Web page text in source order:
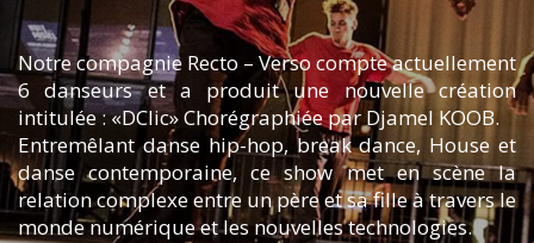
Notre compagnie Recto – Verso compte actuellement
6 danseurs et a produit une nouvelle création
intitulée : «DClic» Chorégraphiée par Djamel KOOB.
Entremêlant danse hip-hop, break dance, House et
danse contemporaine, ce show met en scène la
relation complexe entre un père et sa fille à travers le
monde numérique et les nouvelles technologies.